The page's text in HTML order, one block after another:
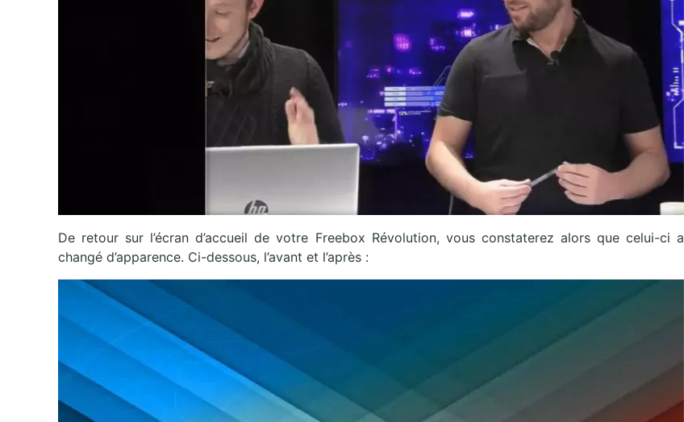
De retour sur l’écran d’accueil de votre Freebox Révolution, vous constaterez alors que celui-ci a
changé d’apparence. Ci-dessous, l’avant et l’après :